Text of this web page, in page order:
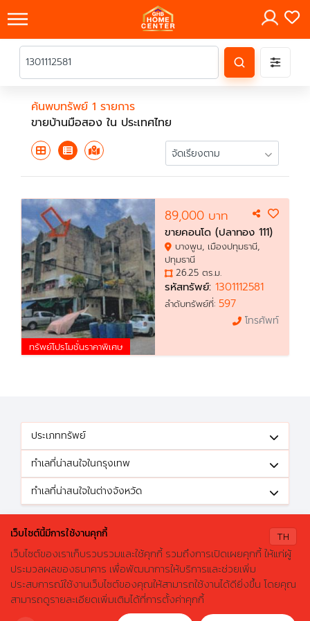
ค้นหาบ้านมือสองธอส.
ลองเปลี่ยนมาใช้ผ่านแอปดูสิ ใช้ง่าย รวดเร็ว โหลดเลย!
X
×
ค้นพบทรัพย์ 1 รายการ
ขายบ้านมือสอง ใน ประเทศไทย
ทรัพย์โปรโมชั่นราคาพิเศษ
89,000 บาท
ขายคอนโด (ปลาทอง 111)
บางพูน, เมืองปทุมธานี,
ปทุมธานี
26.25 ตร.ม.
รหัสทรัพย์: 1301112581
ลำดับทรัพย์ที่: 597
โทรศัพท์
ประเภททรัพย์
ทำเลที่น่าสนใจในกรุงเทพ
ทำเลที่น่าสนใจในต่างจังหวัด
© 2026 GHBhomecenter.com. All rights reserved.
ธนาคารอาคารสงเคราะห์ (สำนักงานใหญ่) 63 ถนนพระราม 9 เขตห้วยขวาง
กรุงเทพมหานคร 10310
TH
เว็บไซต์นี้มีการใช้งานคุกกี้
เว็บไซต์ของเราเก็บรวบรวมและใช้คุกกี้ รวมถึงการเปิดเผยคุกกี้ ให้แก่ผู้
ประมวลผลของธนาคาร เพื่อพัฒนาการให้บริการและช่วยเพิ่ม
ประสบการณ์ใช้งานเว็บไซต์ของคุณให้สามารถใช้งานได้ดียิ่งขึ้น โดยคุณ
สามารถดูรายละเอียดเพิ่มเติมได้ที่การตั้งค่าคุกกี้